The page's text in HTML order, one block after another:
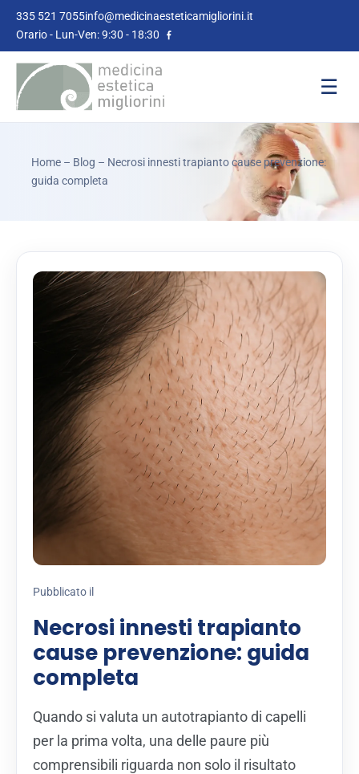
335 521 7055info@medicinaesteticamigliorini.it
Orario - Lun-Ven: 9:30 - 18:30
☰
Home – Blog – Necrosi innesti trapianto cause prevenzione:
guida completa
Pubblicato il
Necrosi innesti trapianto
cause prevenzione: guida
completa
Quando si valuta un autotrapianto di capelli
per la prima volta, una delle paure più
comprensibili riguarda non solo il risultato